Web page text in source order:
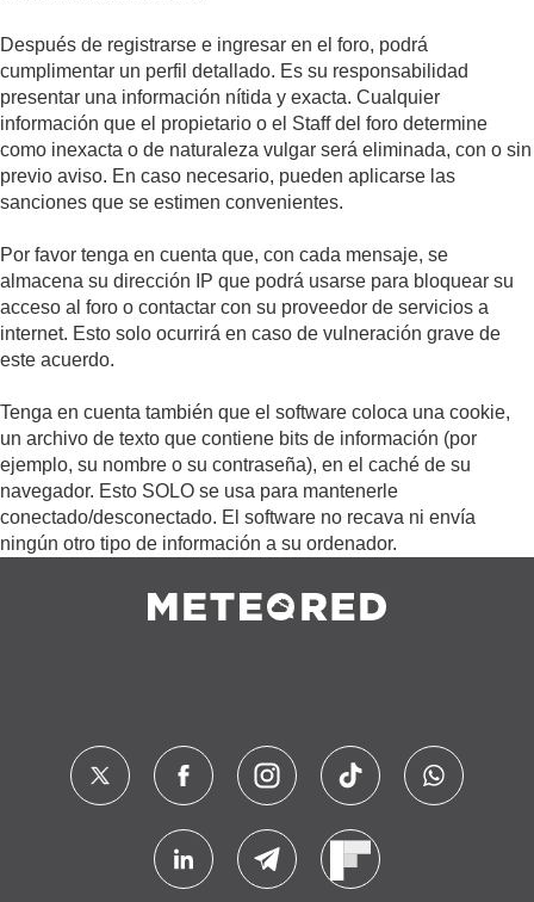
Después de registrarse e ingresar en el foro, podrá
cumplimentar un perfil detallado. Es su responsabilidad
presentar una información nítida y exacta. Cualquier
información que el propietario o el Staff del foro determine
como inexacta o de naturaleza vulgar será eliminada, con o sin
previo aviso. En caso necesario, pueden aplicarse las
sanciones que se estimen convenientes.
Por favor tenga en cuenta que, con cada mensaje, se
almacena su dirección IP que podrá usarse para bloquear su
acceso al foro o contactar con su proveedor de servicios a
internet. Esto solo ocurrirá en caso de vulneración grave de
este acuerdo.
Tenga en cuenta también que el software coloca una cookie,
un archivo de texto que contiene bits de información (por
ejemplo, su nombre o su contraseña), en el caché de su
navegador. Esto SOLO se usa para mantenerle
conectado/desconectado. El software no recava ni envía
ningún otro tipo de información a su ordenador.